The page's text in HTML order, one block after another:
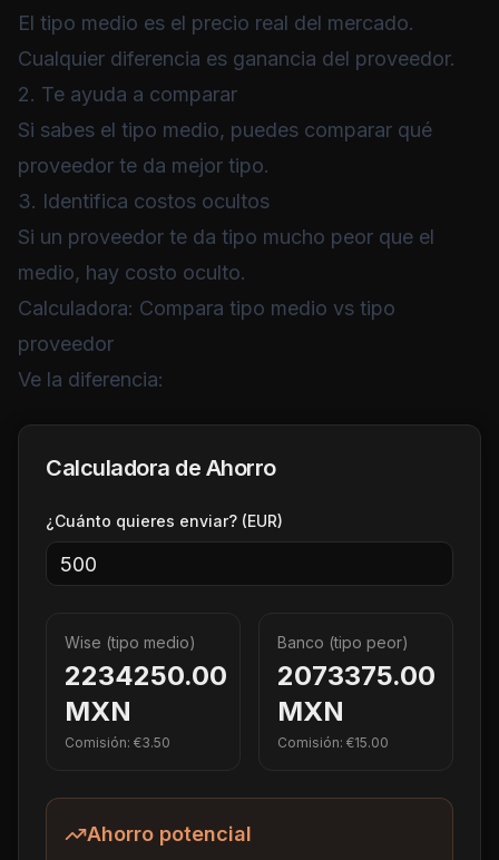
El tipo medio es el precio real del mercado.
Cualquier diferencia es ganancia del proveedor.
2. Te ayuda a comparar
Si sabes el tipo medio, puedes comparar qué
proveedor te da mejor tipo.
3. Identifica costos ocultos
Si un proveedor te da tipo mucho peor que el
medio, hay costo oculto.
Calculadora: Compara tipo medio vs tipo
proveedor
Ve la diferencia:
Calculadora de Ahorro
¿Cuánto quieres enviar? (EUR)
Wise (tipo medio)
2234250.00
MXN
Comisión: €3.50
Banco (tipo peor)
2073375.00
MXN
Comisión: €15.00
Ahorro potencial